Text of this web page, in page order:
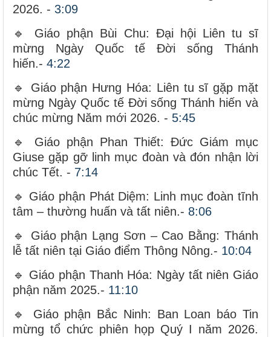
2026. - 3:09
🔹 Giáo phận Bùi Chu: Đại hội Liên tu sĩ
mừng Ngày Quốc tế Đời sống Thánh
hiến.- 4:22
🔹 Giáo phận Hưng Hóa: Liên tu sĩ gặp mặt
mừng Ngày Quốc tế Đời sống Thánh hiến và
chúc mừng Năm mới 2026. - 5:45
🔹 Giáo phận Phan Thiết: Đức Giám mục
Giuse gặp gỡ linh mục đoàn và đón nhận lời
chúc Tết. - 7:14
🔹 Giáo phận Phát Diệm: Linh mục đoàn tĩnh
tâm – thường huấn và tất niên.- 8:06
🔹 Giáo phận Lạng Sơn – Cao Bằng: Thánh
lễ tất niên tại Giáo điểm Thông Nông.- 10:04
🔹 Giáo phận Thanh Hóa: Ngày tất niên Giáo
phận năm 2025.- 11:10
🔹 Giáo phận Bắc Ninh: Ban Loan báo Tin
mừng tổ chức phiên họp Quý I năm 2026.